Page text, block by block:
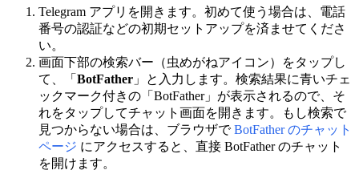
Telegram アプリを開きます。初めて使う場合は、電話
番号の認証などの初期セットアップを済ませてくださ
い。
画面下部の検索バー（虫めがねアイコン）をタップし
て、「 BotFather 」と入力します。検索結果に青いチェ
ックマーク付きの「BotFather」が表示されるので、そ
れをタップしてチャット画面を開きます。もし検索で
見つからない場合は、ブラウザでBotFather のチャット
ページ にアクセスすると、直接 BotFather のチャット
を開けます。